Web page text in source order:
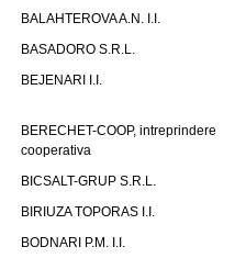
BALAHTEROVA A.N. I.I.
BASADORO S.R.L.
BEJENARI I.I.
BERECHET-COOP, intreprindere
cooperativa
BICSALT-GRUP S.R.L.
BIRIUZA TOPORAS I.I.
BODNARI P.M. I.I.